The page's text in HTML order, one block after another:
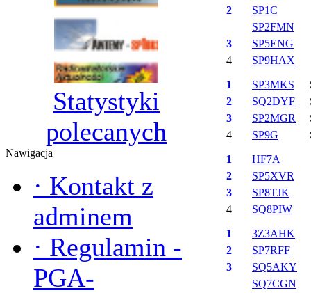
Statystyki
polecanych
Nawigacja
· Kontakt z
adminem
· Regulamin -
PGA-
2
SP1C
SP2FMN
3
SP5ENG
4
SP9HAX
1 SP3MKS
2
SQ2DYF
3
SP2MGR
4
SP9G
1 HF7A
2
SP5XVR
3
SP8TJK
4
SQ8PIW
1
3Z3AHK
2
SP7RFF
3
SQ5AKY
SQ7CGN